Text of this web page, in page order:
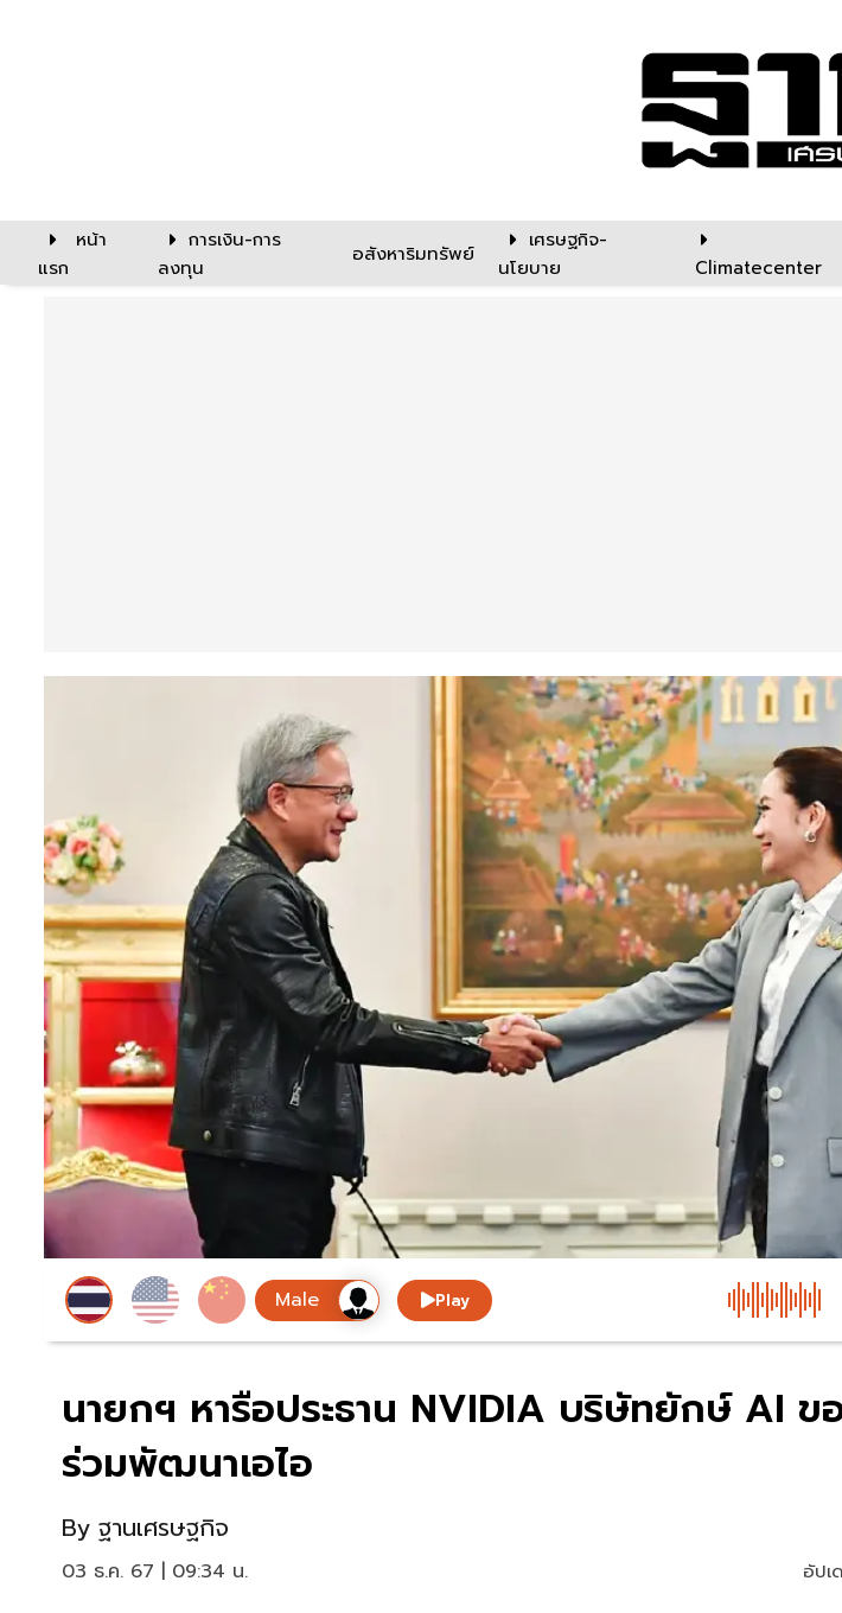
หน้า
แรก
การเงิน-การ
ลงทุน
อสังหาริมทรัพย์
เศรษฐกิจ-
นโยบาย
Climatecenter
Play
นายกฯ หารือประธาน NVIDIA บริษัทยักษ์ AI ข
ร่วมพัฒนาเอไอ
By ฐานเศรษฐกิจ
03 ธ.ค. 67 | 09:34 น. อัปเ